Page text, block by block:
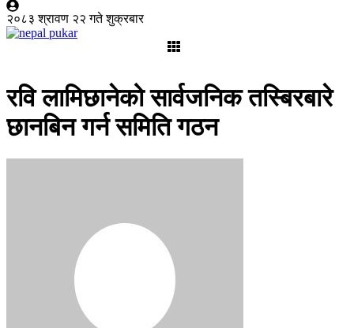
२०८३ श्रावण २२ गते शुक्रबार
रवि लामिछानेको सार्वजनिक तस्बिरबारे
छानबिन गर्न समिति गठन